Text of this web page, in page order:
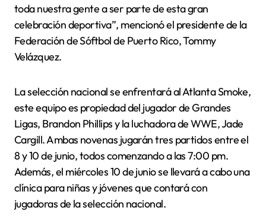
toda nuestra gente a ser parte de esta gran
celebración deportiva”, mencionó el presidente de la
Federación de Sóftbol de Puerto Rico, Tommy
Velázquez.
La selección nacional se enfrentará al Atlanta Smoke,
este equipo es propiedad del jugador de Grandes
Ligas, Brandon Phillips y la luchadora de WWE, Jade
Cargill. Ambas novenas jugarán tres partidos entre el
8 y 10 de junio, todos comenzando a las 7:00 pm.
Además, el miércoles 10 de junio se llevará a cabo una
clínica para niñas y jóvenes que contará con
jugadoras de la selección nacional.